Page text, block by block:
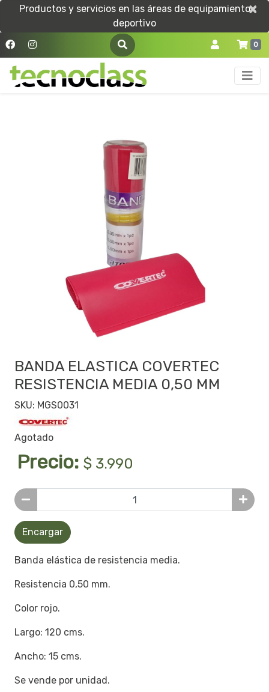
Productos y servicios en las áreas de equipamiento
deportivo
×
×
0
BANDA ELASTICA COVERTEC
RESISTENCIA MEDIA 0,50 MM
SKU: MGS0031
Agotado
Precio: $ 3.990
Encargar
Banda elástica de resistencia media.
Resistencia 0,50 mm.
Color rojo.
Largo: 120 cms.
Ancho: 15 cms.
Se vende por unidad.